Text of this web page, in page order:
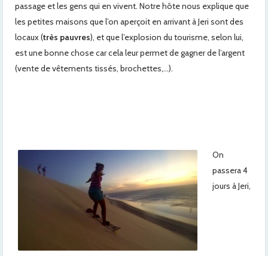
passage et les gens qui en vivent. Notre hôte nous explique que
les petites maisons que l’on aperçoit en arrivant à Jeri sont des
locaux (très pauvres), et que l’explosion du tourisme, selon lui,
est une bonne chose car cela leur permet de gagner de l’argent
(vente de vêtements tissés, brochettes,…).
On
passera 4
jours à Jeri,